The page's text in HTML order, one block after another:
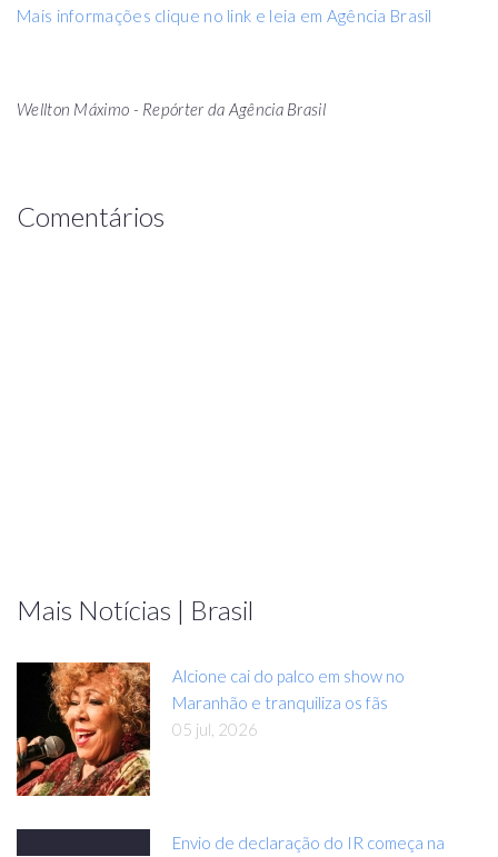
Mais informações clique no link e leia em Agência Brasil
Wellton Máximo - Repórter da Agência Brasil
Comentários
Mais Notícias | Brasil
Alcione cai do palco em show no
Maranhão e tranquiliza os fãs
05 jul, 2026
Envio de declaração do IR começa na